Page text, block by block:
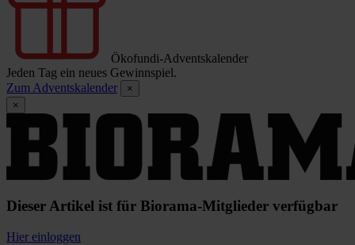
Ökofundi-Adventskalender
Jeden Tag ein neues Gewinnspiel.
Zum Adventskalender
×
×
Dieser Artikel ist für Biorama-Mitglieder verfügbar
Hier einloggen